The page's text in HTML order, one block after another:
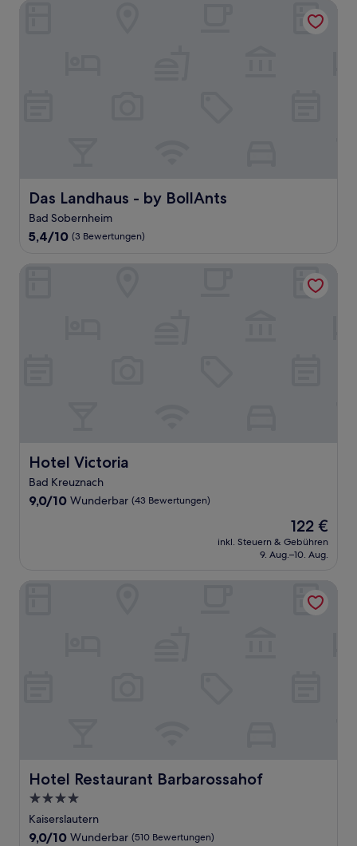
Das Landhaus - by BollAnts
Das Landhaus - by BollAnts
Bad Sobernheim
5.4
10,
5,4/10 (3 Bewertungen)
Hotel Victoria
Hotel Victoria
Bad Kreuznach
9.0
9,0/10 Wunderbar (43 Bewertungen)
Der
Preis
beträgt
122 €
inkl. Steuern & Gebühren
9. Aug.–10. Aug.
Hotel Restaurant Barbarossahof
Hotel Restaurant Barbarossahof
4.0-
Sterne-
Unterkunft
Kaiserslautern
9.0
9,0/10 Wunderbar (510 Bewertungen)